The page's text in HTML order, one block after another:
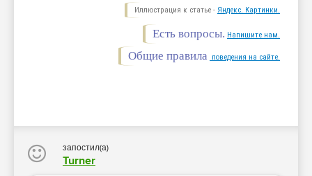
Иллюстрация к статье - Яндекс. Картинки.
Есть вопросы. Напишите нам.
Общие правила поведения на сайте.
запостил(а)
Turner